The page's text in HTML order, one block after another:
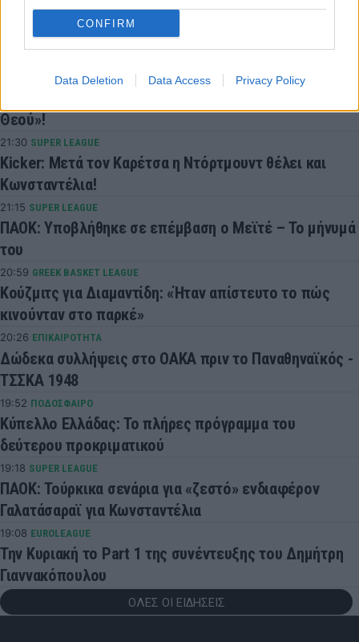
CONFIRM
Data Deletion Data Access Privacy Policy
ΜΠΑΣΚΕΤ
Eurobasket U16: «Περίπατος» της Εθνικής Κορασίδων
με +42 επί της Ιρλανδίας
ΠΟΔΟΣΦΑΙΡΟ
Θεού»!
21:30 SUPER LEAGUE
Kicker: Μετά τον Καρέτσα η Ντόρτμουντ θέλει και
Κωνσταντέλια!
21:15 SUPER LEAGUE
ΠΑΟΚ: Υποβλήθηκε σε επέμβαση ο Μεϊτέ – Το μήνυμά
του
20:59 GREEK BASKET LEAGUE
Κούζμιτς για Διαμαντίδη: «Ήταν απίστευτο το πώς
κινούνταν στο παρκέ»
20:26 ΕΠΙΚΑΙΡΟΤΗΤΑ
Δώδεκα συλλήψεις στο ΟΑΚΑ πριν το Παναθηναϊκός -
ΤΣΣΚΑ 1948
19:52 ΠΟΔΟΣΦΑΙΡΟ
Κύπελλο Ελλάδας: Το πλήρες πρόγραμμα του
δεύτερου προκριματικού
19:18 SUPER LEAGUE
ΠΑΟΚ: Τούρκικα σενάρια για «ζεστό» ενδιαφέρον
Γαλατάσαραϊ για Κωνσταντέλια
19:08 EUROLEAGUE
Την Κυριακή το Part 1 της συνέντευξης του Δημήτρη
Γιαννακόπουλου
ΟΛΕΣ ΟΙ ΕΙΔΗΣΕΙΣ